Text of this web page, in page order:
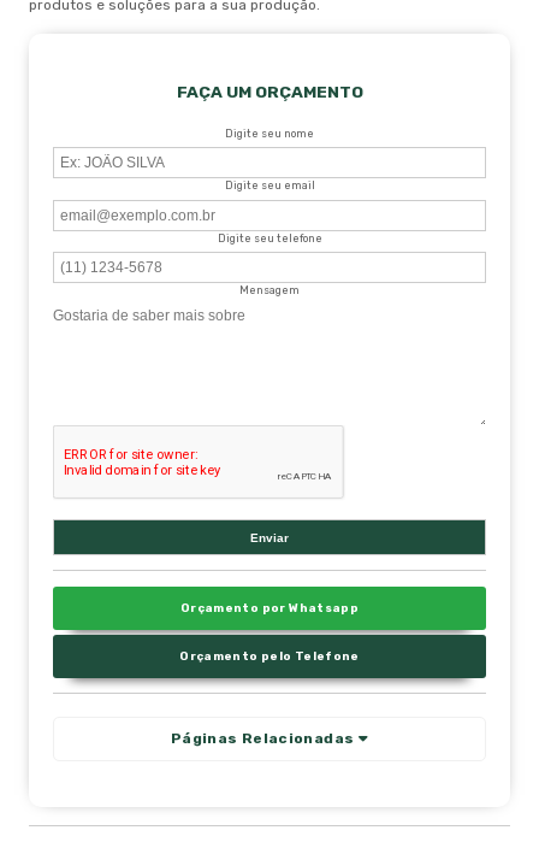
produtos e soluções para a sua produção.
FAÇA UM ORÇAMENTO
Digite seu nome
Digite seu email
Digite seu telefone
Mensagem
Orçamento por Whatsapp
Orçamento pelo Telefone
Páginas Relacionadas